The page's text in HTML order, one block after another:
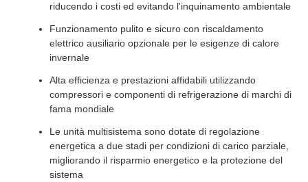
riducendo i costi ed evitando l'inquinamento ambientale
Funzionamento pulito e sicuro con riscaldamento
elettrico ausiliario opzionale per le esigenze di calore
invernale
Alta efficienza e prestazioni affidabili utilizzando
compressori e componenti di refrigerazione di marchi di
fama mondiale
Le unità multisistema sono dotate di regolazione
energetica a due stadi per condizioni di carico parziale,
migliorando il risparmio energetico e la protezione del
sistema